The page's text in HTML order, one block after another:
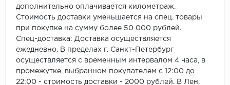
SPC Promo
SPC Stronghold
дополнительно оплачивается километраж.
Стоимость доставки уменьшается на спец. товары
при покупке на сумму более 50 000 рублей.
Спец-доставка: Доставка осуществляется
ежедневно. В пределах г. Санкт-Петербург
осуществляется с временным интервалом 4 часа, в
промежутке, выбранном покупателем с 12:00 до
22:00 - стоимость доставки - 2000 рублей. В Лен.